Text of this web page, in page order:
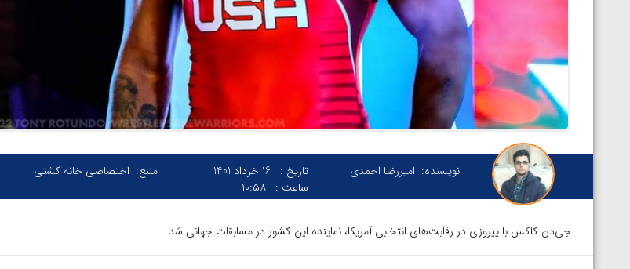
نویسنده: امیررضا احمدی تاریخ :
16 خرداد 1401
ساعت : ۱۰:۵۸
منبع: اختصاصی خانه کشتی
جی‌دن کاکس با پیروزی در رقابت‌های انتخابی آمریکا، نماینده این کشور در مسابقات جهانی شد.